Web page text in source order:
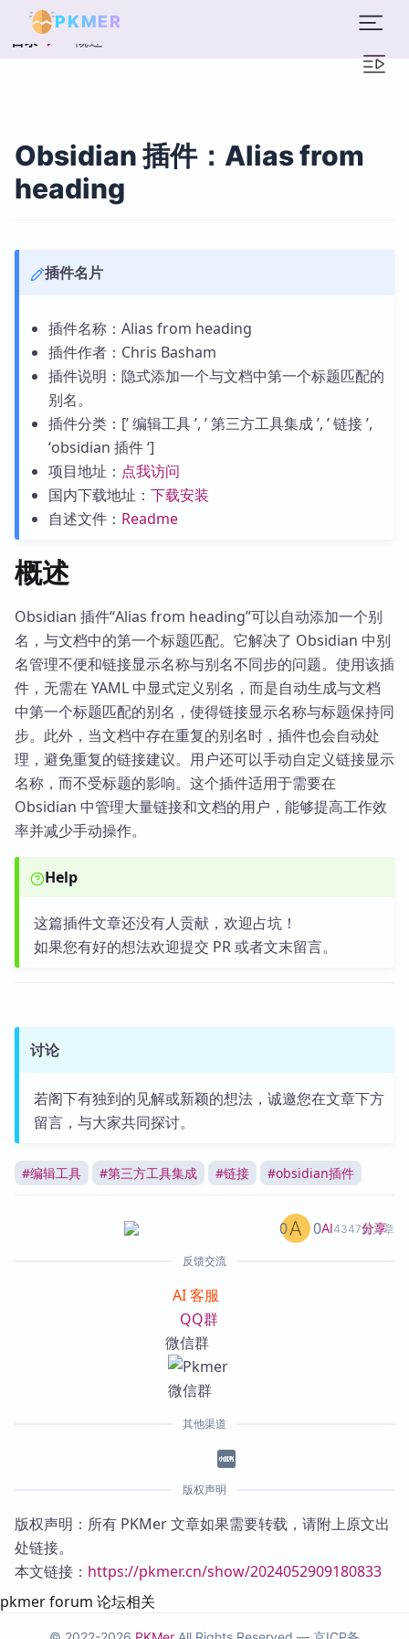
PKMER
目录 概述
Obsidian 插件：Alias from
heading
插件名片
插件名称：Alias from heading
插件作者：Chris Basham
插件说明：隐式添加一个与文档中第一个标题匹配的
别名。
插件分类：[’ 编辑工具 ’, ’ 第三方工具集成 ’, ’ 链接 ’,
‘obsidian 插件 ‘]
项目地址： 点我访问
国内下载地址： 下载安装
自述文件： Readme
概述
Obsidian 插件“Alias from heading”可以自动添加一个别
名，与文档中的第一个标题匹配。它解决了 Obsidian 中别
名管理不便和链接显示名称与别名不同步的问题。使用该插
件，无需在 YAML 中显式定义别名，而是自动生成与文档
中第一个标题匹配的别名，使得链接显示名称与标题保持同
步。此外，当文档中存在重复的别名时，插件也会自动处
理，避免重复的链接建议。用户还可以手动自定义链接显示
名称，而不受标题的影响。这个插件适用于需要在
Obsidian 中管理大量链接和文档的用户，能够提高工作效
率并减少手动操作。
Help
这篇插件文章还没有人贡献，欢迎占坑！
如果您有好的想法欢迎提交 PR 或者文末留言。
讨论
若阁下有独到的见解或新颖的想法，诚邀您在文章下方
留言，与大家共同探讨。
#编辑工具 #第三方工具集成 #链接 #obsidian插件
AI4347篇文章
0 0 分享
反馈交流
AI 客服
QQ群
微信群
其他渠道
版权声明
版权声明：所有 PKMer 文章如果需要转载，请附上原文出
处链接。
本文链接： https://pkmer.cn/show/2024052909180833
pkmer forum 论坛相关